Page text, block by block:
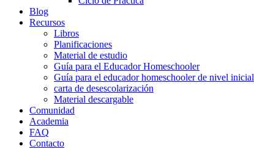
Blog
Recursos
Libros
Planificaciones
Material de estudio
Guía para el Educador Homeschooler
Guía para el educador homeschooler de nivel inicial
carta de desescolarización
Material descargable
Comunidad
Academia
FAQ
Contacto